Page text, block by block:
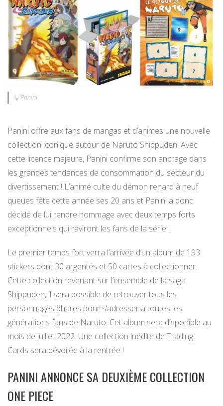
© Panini
Panini offre aux fans de mangas et d’animes une nouvelle
collection iconique autour de Naruto Shippuden. Avec
cette licence majeure, Panini confirme son ancrage dans
les grandes tendances de consommation du secteur du
divertissement ! L’animé culte du démon renard à neuf
queues fête cette année ses 20 ans et Panini a donc
décidé de lui rendre hommage avec deux temps forts
exceptionnels qui raviront les fans de la série !
Le premier temps fort verra l’arrivée d’un album de 193
stickers dont 30 argentés et 50 cartes à collectionner.
Cette collection revenant sur l’ensemble de la saga
Shippuden, il sera possible de retrouver tous les
personnages phares pour s’adresser à toutes les
générations fans de Naruto. Cet album sera disponible au
mois de juillet 2022. Une collection inédite de Trading
Cards sera dévoilée à la rentrée !
PANINI ANNONCE SA DEUXIÈME COLLECTION
ONE PIECE